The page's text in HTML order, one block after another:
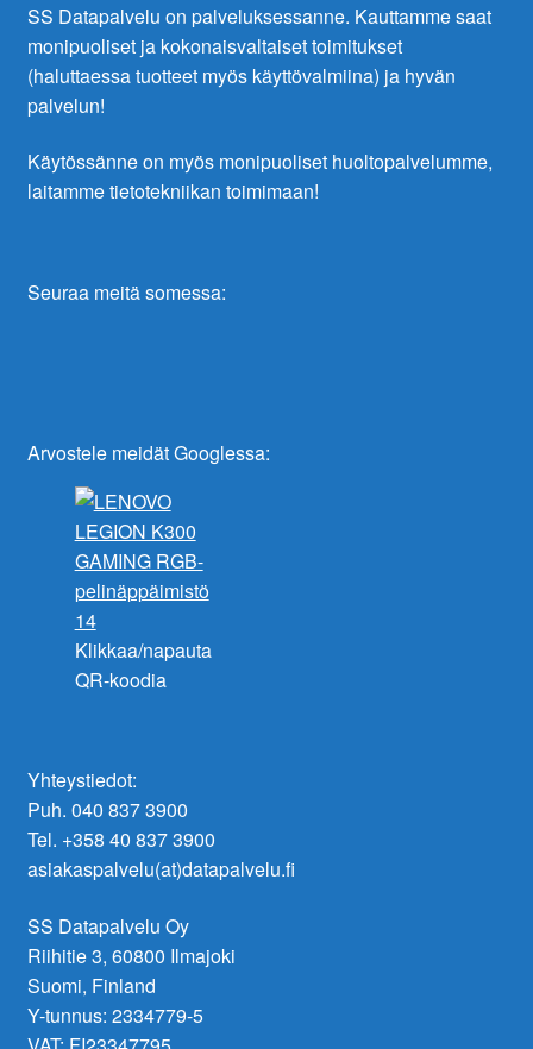
SS Datapalvelu on palveluksessanne. Kauttamme saat
monipuoliset ja kokonaisvaltaiset toimitukset
(haluttaessa tuotteet myös käyttövalmiina) ja hyvän
palvelun!
Käytössänne on myös monipuoliset huoltopalvelumme,
laitamme tietotekniikan toimimaan!
Seuraa meitä somessa:
Arvostele meidät Googlessa:
Klikkaa/napauta
QR-koodia
Yhteystiedot:
Puh. 040 837 3900
Tel. +358 40 837 3900
asiakaspalvelu(at)datapalvelu.fi
SS Datapalvelu Oy
Riihitie 3, 60800 Ilmajoki
Suomi, Finland
Y-tunnus: 2334779-5